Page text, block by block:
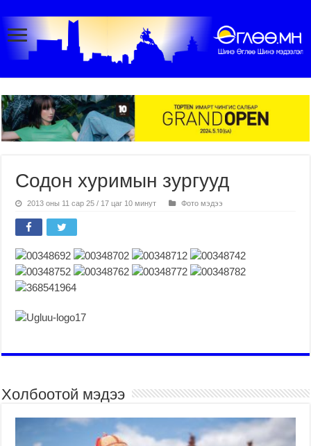
Содон хуримын зургууд
2013 оны 11 сар 25 / 17 цаг 10 минут Фото мэдээ
Холбоотой мэдээ